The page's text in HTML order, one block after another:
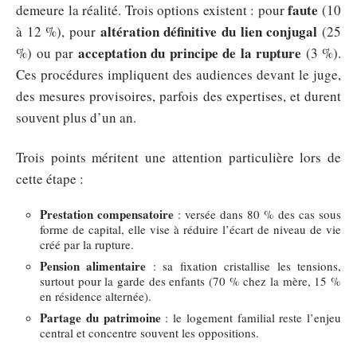
demeure la réalité. Trois options existent : pourfaute (10
à 12 %), pour altération définitive du lien conjugal (25
%) ou par acceptation du principe de la rupture (3 %).
Ces procédures impliquent des audiences devant le juge,
des mesures provisoires, parfois des expertises, et durent
souvent plus d’un an.
Trois points méritent une attention particulière lors de
cette étape :
Prestation compensatoire : versée dans 80 % des cas sous
forme de capital, elle vise à réduire l’écart de niveau de vie
créé par la rupture.
Pension alimentaire : sa fixation cristallise les tensions,
surtout pour la garde des enfants (70 % chez la mère, 15 %
en résidence alternée).
Partage du patrimoine: le logement familial reste l’enjeu
central et concentre souvent les oppositions.